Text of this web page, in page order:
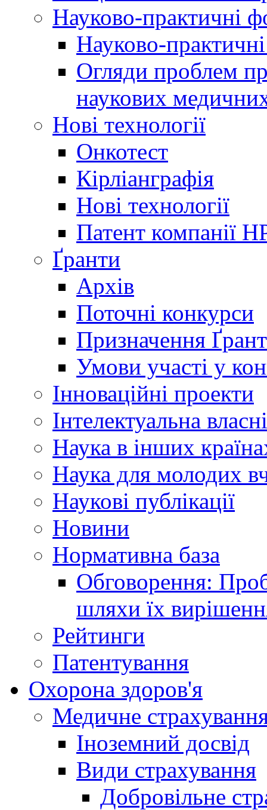
Науково-практичні
Науково-
Огляди проблем
наукових
Нові технології
Онкотест
Кірліанграфія
Нові технології
Патент компанії
Ґранти
Архів
Поточні конкурси
Призначення
Умови участі у
Інноваційні проекти
Інтелектуальна
Наука в інших
Наука для молодих
Наукові публікації
Новини
Нормативна база
Обговорення:
шляхи їх
Рейтинги
Патентування
Охорона здоров'я
Медичне
Іноземний досвід
Види страхування
Добровільне